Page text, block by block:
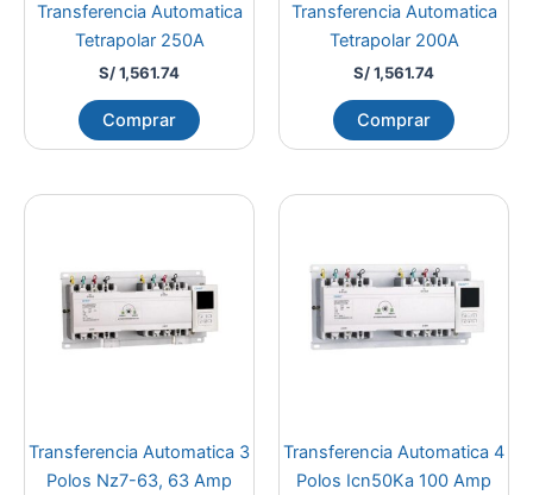
Transferencia Automatica
Tetrapolar 250A
S/1,561.74
Comprar
Transferencia Automatica
Tetrapolar 200A
S/1,561.74
Comprar
Transferencia Automatica 3
Polos Nz7-63, 63 Amp
Transferencia Automatica 4
Polos Icn50Ka 100 Amp